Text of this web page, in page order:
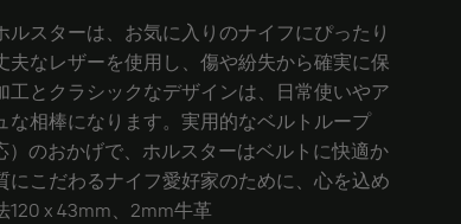
ルスターは、お気に入りのナイフにぴったり
夫なレザーを使用し、傷や紛失から確実に保
工とクラシックなデザインは、日常使いやア
な相棒になります。実用的なベルトループ
）のおかげで、ホルスターはベルトに快適か
にこだわるナイフ愛好家のために、心を込め
120 x 43mm、2mm牛革